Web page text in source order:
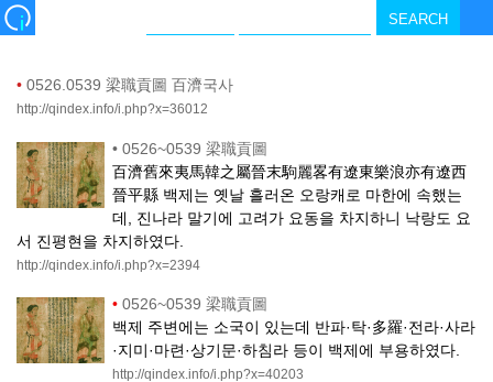
• 0526.0539 梁職貢圖 百濟국사
http://qindex.info/i.php?x=36012
• 0526~0539 梁職貢圖
百濟舊來夷馬韓之屬晉末駒麗畧有遼東樂浪亦有遼西
晉平縣 백제는 옛날 흘러온 오랑캐로 마한에 속했는
데, 진나라 말기에 고려가 요동을 차지하니 낙랑도 요
서 진평현을 차지하였다.
http://qindex.info/i.php?x=2394
• 0526~0539 梁職貢圖
백제 주변에는 소국이 있는데 반파·탁·多羅·전라·사라
·지미·마련·상기문·하침라 등이 백제에 부용하였다.
http://qindex.info/i.php?x=40203